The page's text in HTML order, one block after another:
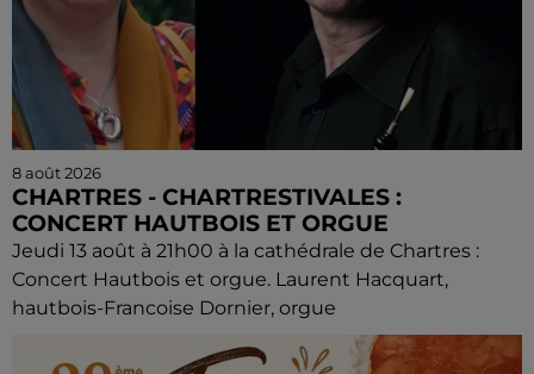
8 août 2026
CHARTRES - CHARTRESTIVALES :
CONCERT HAUTBOIS ET ORGUE
Jeudi 13 août à 21h00 à la cathédrale de Chartres :
Concert Hautbois et orgue. Laurent Hacquart,
hautbois-Francoise Dornier, orgue